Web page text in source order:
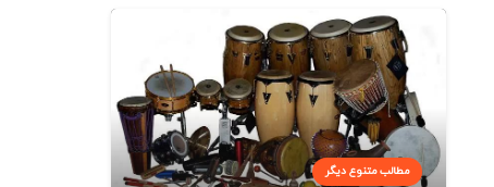
مطالب متنوع دیگر